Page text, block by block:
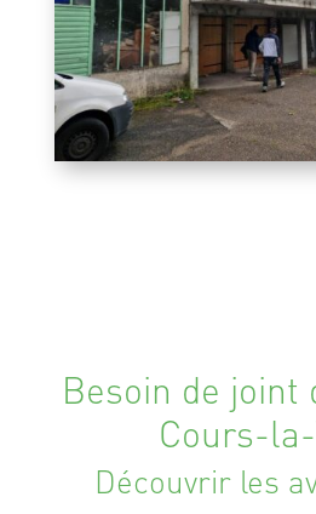
Besoin de joint
Cours-
Découvrir les